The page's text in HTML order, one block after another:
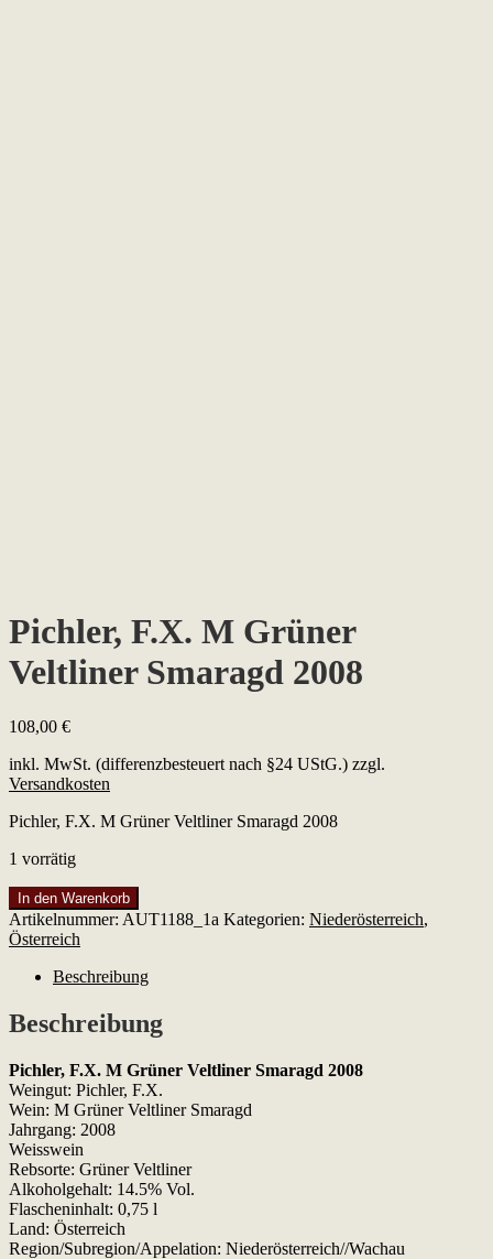
Pichler, F.X. M Grüner
Veltliner Smaragd 2008
108,00 €
inkl. MwSt. (differenzbesteuert nach §24 UStG.) zzgl.
Versandkosten
Pichler, F.X. M Grüner Veltliner Smaragd 2008
1 vorrätig
Pichler,
F.X.
M
Veltliner
2008
Menge
In den Warenkorb
Artikelnummer: AUT1188_1a Kategorien: Niederösterreich,
Österreich
Beschreibung
Beschreibung
Pichler, F.X. M Grüner Veltliner Smaragd 2008
Weingut: Pichler, F.X.
Wein: M Grüner Veltliner Smaragd
Jahrgang: 2008
Weisswein
Rebsorte: Grüner Veltliner
Alkoholgehalt: 14.5% Vol.
Flascheninhalt: 0,75 l
Land: Österreich
Region/Subregion/Appelation: Niederösterreich//Wachau